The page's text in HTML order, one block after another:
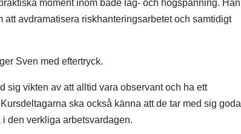
moment inom både låg- och högspänning. Han
att avdramatisera riskhanteringsarbetet och samtidigt
Sven med eftertryck.
sig vikten av att alltid vara observant och ha ett
ska också känna att de tar med sig goda
den verkliga arbetsvardagen.